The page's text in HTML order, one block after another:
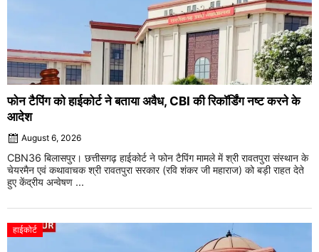
फोन टैपिंग को हाईकोर्ट ने बताया अवैध, CBI की रिकॉर्डिंग नष्ट करने के
आदेश
August 6, 2026
CBN36 बिलासपुर। छत्तीसगढ़ हाईकोर्ट ने फोन टैपिंग मामले में श्री रावतपुरा संस्थान के
चेयरमैन एवं कथावाचक श्री रावतपुरा सरकार (रवि शंकर जी महाराज) को बड़ी राहत देते
हुए केंद्रीय अन्वेषण ...
हाईकोर्ट